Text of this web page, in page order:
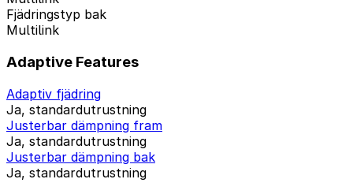
Fjädringstyp bak
Multilink
Adaptive Features
Adaptiv fjädring
Ja, standardutrustning
Justerbar dämpning fram
Ja, standardutrustning
Justerbar dämpning bak
Ja, standardutrustning